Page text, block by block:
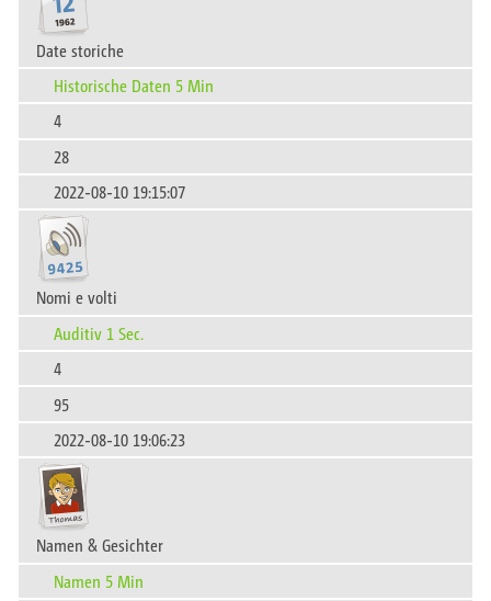
Date storiche
Historische Daten 5 Min
4
28
2022-08-10 19:15:07
Nomi e volti
Auditiv 1 Sec.
4
95
2022-08-10 19:06:23
Namen & Gesichter
Namen 5 Min